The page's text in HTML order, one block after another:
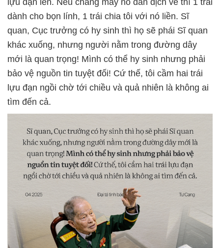
lựu đạn lên. Nếu chẳng may nó dẫn địch về thì 1 trái
dành cho bọn lính, 1 trái chia tôi với nó liền. Sĩ
quan, Cục trưởng có hy sinh thì họ sẽ phái Sĩ quan
khác xuống, nhưng người nằm trong đường dây
mới là quan trọng! Mình có thể hy sinh nhưng phải
bảo vệ nguồn tin tuyệt đối! Cứ thế, tôi cầm hai trái
lựu đạn ngồi chờ tới chiều và quả nhiên là không ai
tìm đến cả.